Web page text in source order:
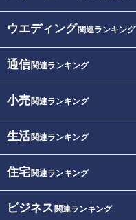
ウエディング関連ランキング
通信関連ランキング
小売関連ランキング
生活関連ランキング
住宅関連ランキング
ビジネス 関連ランキング